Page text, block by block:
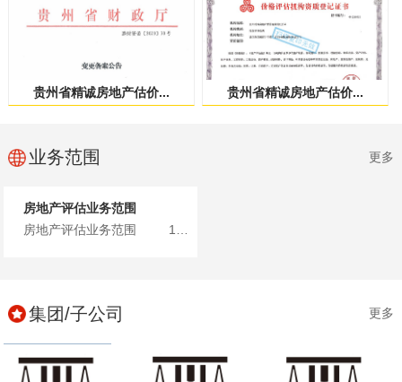
贵州省精诚房地产估价... 贵州省精诚房地产估价...
业务范围 更多
房地产评估业务范围
房地产评估业务范围 1、土地、建筑物、构筑物、在建工...
集团/子公司 更多